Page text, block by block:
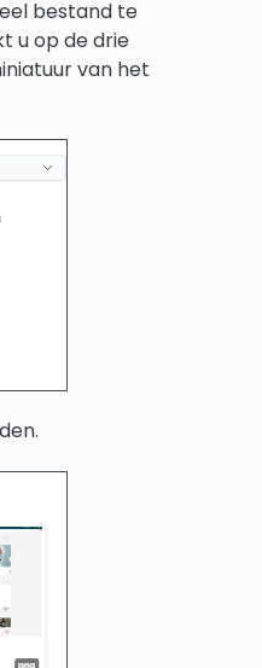
bestand te
u op de drie
van het